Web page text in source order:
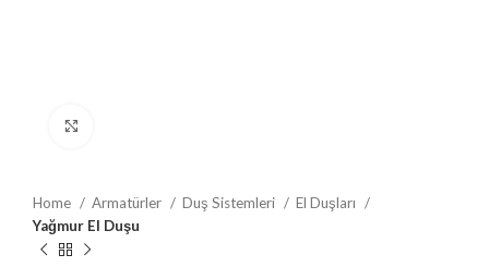
Home Armatürler Duş Sistemleri
El Duşları
Yağmur El Duşu